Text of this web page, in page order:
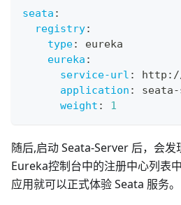
seata :
registry:
type:
eureka
eureka :
service-url : http :
application : seata-
weight : 1
随后,启动 Seata-Server 后，会
Eureka控制台中的注册中心列表
应用就可以正式体验 Seata 服务。